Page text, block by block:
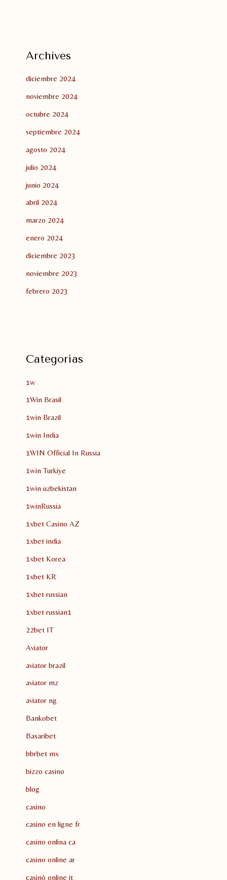
Archives
diciembre 2024
noviembre 2024
octubre 2024
septiembre 2024
agosto 2024
julio 2024
junio 2024
abril 2024
marzo 2024
enero 2024
diciembre 2023
noviembre 2023
febrero 2023
Categorías
1w
1Win Brasil
1win Brazil
1win India
1WIN Official In Russia
1win Turkiye
1win uzbekistan
1winRussia
1xbet Casino AZ
1xbet india
1xbet Korea
1xbet KR
1xbet russian
1xbet russian1
22bet IT
Aviator
aviator brazil
aviator mz
aviator ng
Bankobet
Basaribet
bbrbet mx
bizzo casino
blog
casino
casino en ligne fr
casino onlina ca
casino online ar
casinò online it